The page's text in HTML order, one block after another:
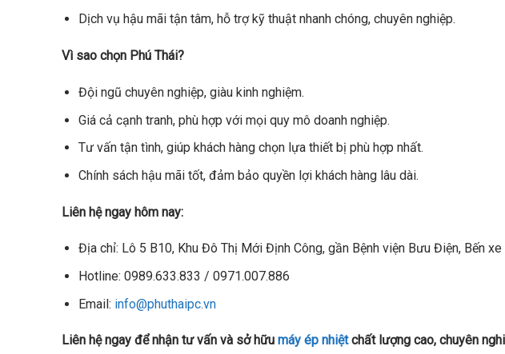
Dịch vụ hậu mãi tận tâm, hỗ trợ kỹ thuật nhanh chóng, chuyên nghiệp.
Vì sao chọn Phú Thái?
Đội ngũ chuyên nghiệp, giàu kinh nghiệm.
Giá cả cạnh tranh, phù hợp với mọi quy mô doanh nghiệp.
Tư vấn tận tình, giúp khách hàng chọn lựa thiết bị phù hợp nhất.
Chính sách hậu mãi tốt, đảm bảo quyền lợi khách hàng lâu dài.
Liên hệ ngay hôm nay:
Địa chỉ: Lô 5 B10, Khu Đô Thị Mới Định Công, gần Bệnh viện Bưu Điện, Bến xe
Hotline: 0989.633.833 / 0971.007.886
Email: info@phuthaipc.vn
Liên hệ ngay để nhận tư vấn và sở hữu máy ép nhiệtchất lượng cao, chuyên